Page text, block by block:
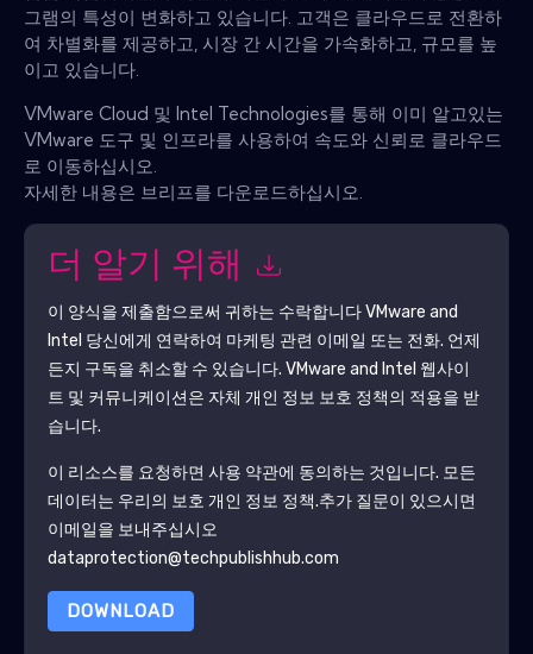
그램의 특성이 변화하고 있습니다. 고객은 클라우드로 전환하
여 차별화를 제공하고, 시장 간 시간을 가속화하고, 규모를 높
이고 있습니다.
VMware Cloud 및 Intel Technologies를 통해 이미 알고있는
VMware 도구 및 인프라를 사용하여 속도와 신뢰로 클라우드
로 이동하십시오.
자세한 내용은 브리프를 다운로드하십시오.
더 알기 위해
이 양식을 제출함으로써 귀하는 수락합니다VMware and
Intel 당신에게 연락하여 마케팅 관련 이메일 또는 전화. 언제
든지 구독을 취소할 수 있습니다. VMware and Intel 웹사이
트 및 커뮤니케이션은 자체 개인 정보 보호 정책의 적용을 받
습니다.
이 리소스를 요청하면 사용 약관에 동의하는 것입니다. 모든
데이터는 우리의 보호 개인 정보 정책.추가 질문이 있으시면
이메일을 보내주십시오
dataprotection@techpublishhub.com
DOWNLOAD